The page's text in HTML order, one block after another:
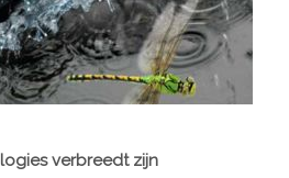
verbreedt zijn